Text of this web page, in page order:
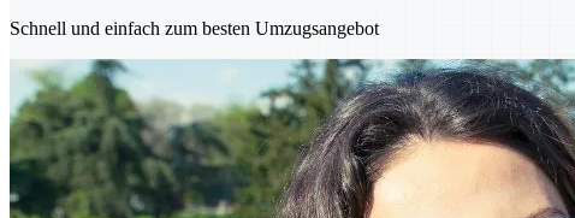
Schnell und einfach zum besten Umzugsangebot